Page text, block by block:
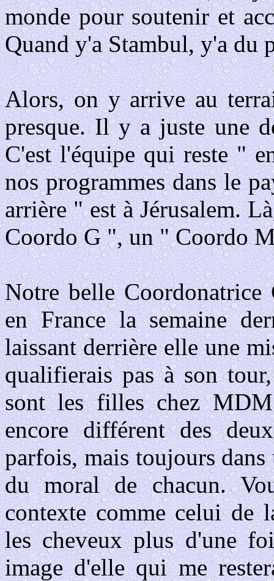
monde pour soutenir et
Quand y'a Stambul, y'a du
Alors, on y arrive au
presque. Il y a juste une
C'est l'équipe qui reste "
nos programmes dans le
arrière " est à Jérusalem.
Coordo G ", un " Coordo
Notre belle Coordonatrice
en France la semaine
laissant derrière elle une
qualifierais pas à son
sont les filles chez
encore différent des
parfois, mais toujours
du moral de chacun.
contexte comme celui de
les cheveux plus d'une
image d'elle qui me